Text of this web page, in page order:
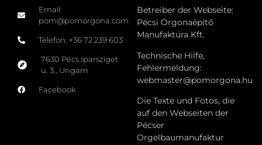
Email:
pom@pomorgona.com
Telefon: +36 72 239 603
7630 Pécs Iparsziget
u. 3., Ungarn
Facebook
Betreiber der Webseite:
Pécsi Orgonaépítő
Manufaktúra Kft.
Technische Hilfe,
Fehlermeldung:
webmaster@pomorgona.hu
Die Texte und Fotos, die
auf den Webseiten der
Pécser
Orgelbaumanufaktur